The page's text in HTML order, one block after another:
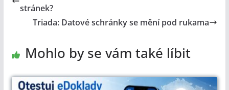
stránek?
Triada: Datové schránky se mění pod rukama
Mohlo by se vám také líbit